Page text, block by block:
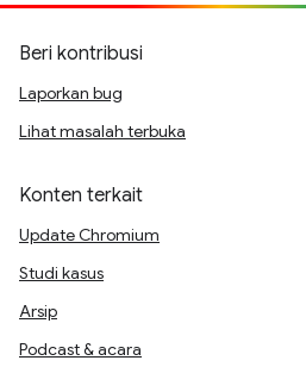
Beri kontribusi
Laporkan bug
Lihat masalah terbuka
Konten terkait
Update Chromium
Studi kasus
Arsip
Podcast & acara